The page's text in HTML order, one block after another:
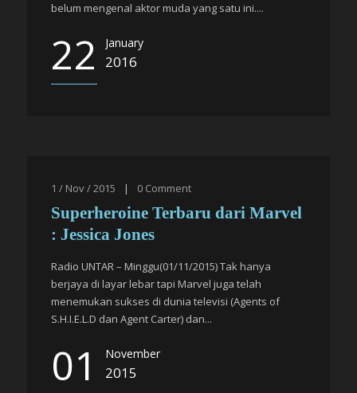
belum mengenal aktor muda yang satu ini....
22 January
2016
1 / Nov / 2015 | 0 Comment
Superheroine Terbaru dari Marvel
: Jessica Jones
Radio UNTAR – Minggu(01/11/2015) Tak hanya
berjaya di layar lebar tapi Marvel juga telah
menemukan sukses di dunia televisi (Agents of
S.H.I.E.L.D dan Agent Carter) dan...
01 November
2015